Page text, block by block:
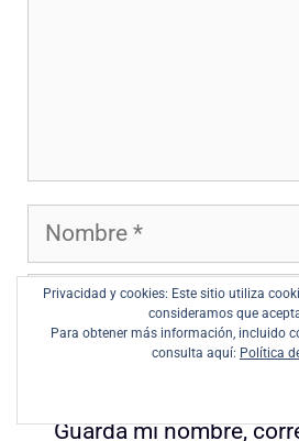
Nombre
Correo
electrónico
Guarda mi nombre,
Privacidad y cookies: Este sitio utiliza
consideramos que
Para obtener más información, incluido
consulta aquí: Política